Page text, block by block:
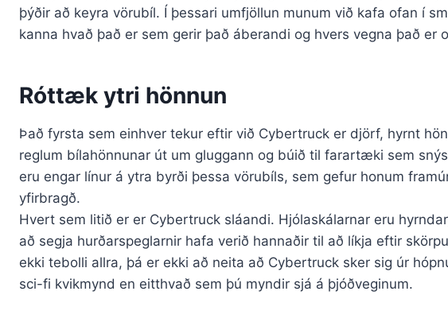
þýðir að keyra vörubíl. Í þessari umfjöllun munum við kafa ofan í
kanna hvað það er sem gerir það áberandi og hvers vegna það er
Róttæk ytri hönnun
Það fyrsta sem einhver tekur eftir við Cybertruck er djörf, hyrnt
reglum bílahönnunar út um gluggann og búið til farartæki sem
eru engar línur á ytra byrði þessa vörubíls, sem gefur honum
yfirbragð.
Hvert sem litið er er Cybertruck sláandi. Hjólaskálarnar eru
að segja hurðarspeglarnir hafa verið hannaðir til að líkja eftir
ekki tebolli allra, þá er ekki að neita að Cybertruck sker sig úr
sci-fi kvikmynd en eitthvað sem þú myndir sjá á þjóðveginum.